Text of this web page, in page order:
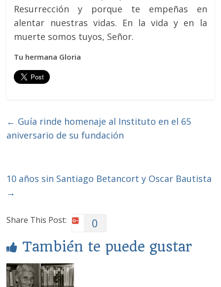
Resurrección y porque te empeñas en
alentar nuestras vidas. En la vida y en la
muerte somos tuyos, Señor.
Tu hermana Gloria
← Guía rinde homenaje al Instituto en el 65
aniversario de su fundación
10 años sin Santiago Betancort y Oscar Bautista
→
Share This Post: 0
También te puede gustar